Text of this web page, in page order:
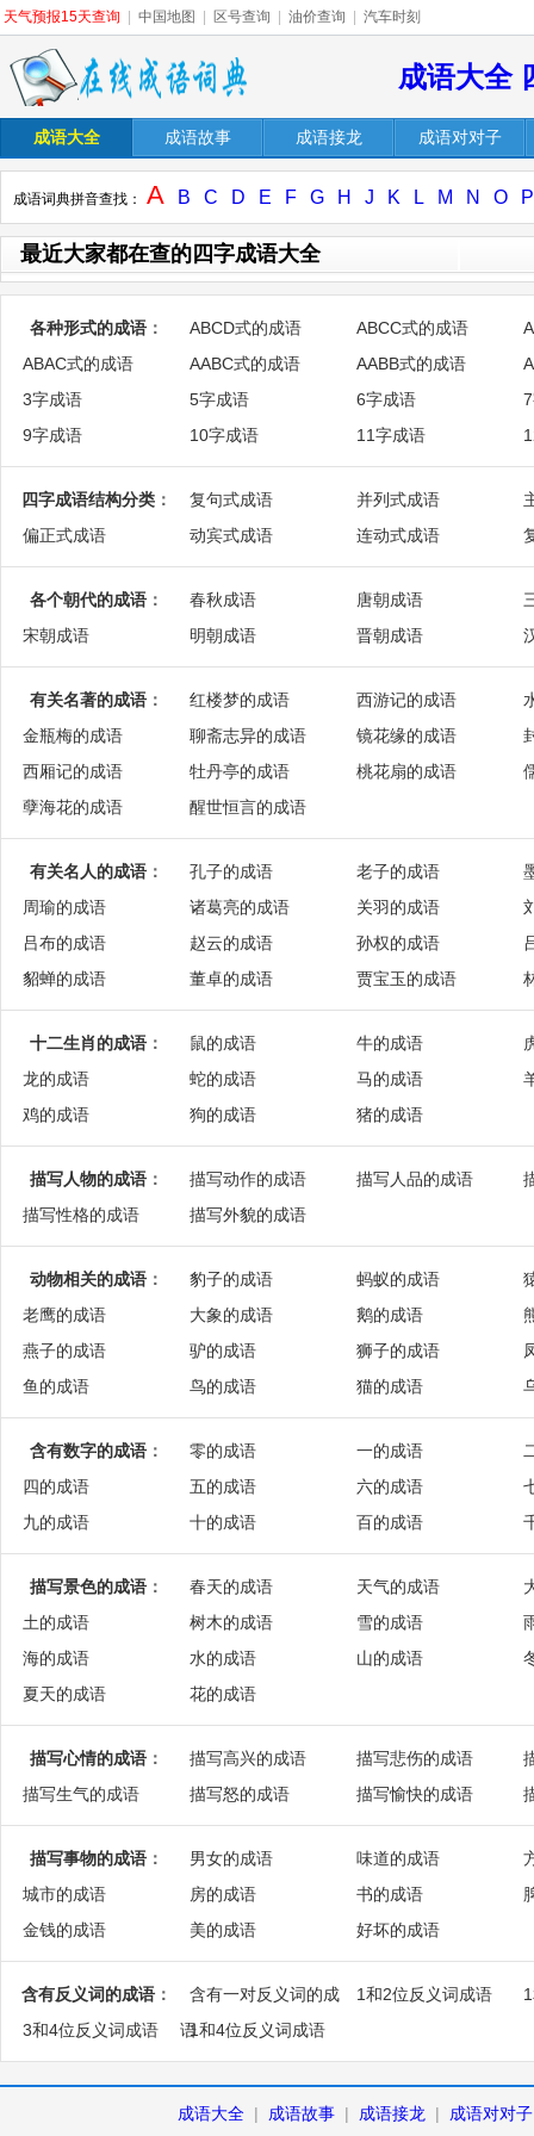
天气预报15天查询 中国地图 区号查询 油价查询 汽车时刻
成语大全
成语大全 成语故事 成语接龙 成语对对子
成语词典拼音查找： A B C D E F G H J K L M N O P
最近大家都在查的四字成语大全
各种形式的成语 ： ABCD式的成语 ABCC式的成语
ABAC式的成语
AABC式的成语 AABB式的成语
3字成语
5字成语 6字成语
9字成语
10字成语 11字成语
四字成语结构分类 ： 复句式成语 并列式成语
偏正式成语
动宾式成语 连动式成语
各个朝代的成语 ： 春秋成语 唐朝成语
宋朝成语
明朝成语 晋朝成语
有关名著的成语 ： 红楼梦的成语 西游记的成语
金瓶梅的成语
聊斋志异的成语 镜花缘的成语
西厢记的成语
牡丹亭的成语 桃花扇的成语
孽海花的成语
醒世恒言的成语
有关名人的成语 ： 孔子的成语 老子的成语
周瑜的成语
诸葛亮的成语 关羽的成语
吕布的成语
赵云的成语 孙权的成语
貂蝉的成语
董卓的成语 贾宝玉的成语
十二生肖的成语 ： 鼠的成语 牛的成语
龙的成语
蛇的成语 马的成语
鸡的成语
狗的成语 猪的成语
描写人物的成语 ： 描写动作的成语 描写人品的成语
描写性格的成语
描写外貌的成语
动物相关的成语 ： 豹子的成语 蚂蚁的成语
老鹰的成语
大象的成语 鹅的成语
燕子的成语
驴的成语 狮子的成语
鱼的成语
鸟的成语 猫的成语
含有数字的成语 ： 零的成语 一的成语
四的成语
五的成语 六的成语
九的成语
十的成语 百的成语
描写景色的成语 ： 春天的成语 天气的成语
土的成语
树木的成语 雪的成语
海的成语
水的成语 山的成语
夏天的成语
花的成语
描写心情的成语 ： 描写高兴的成语 描写悲伤的成语
描写生气的成语
描写怒的成语 描写愉快的成语
描写事物的成语 ： 男女的成语 味道的成语
城市的成语
房的成语 书的成语
金钱的成语
美的成语 好坏的成语
含有反义词的成语 ：
含有一对反义词的成
语
1和2位反义词成语
3和4位反义词成语
1和4位反义词成语
成语大全 | 成语故事 | 成语接龙 |
成语对对子